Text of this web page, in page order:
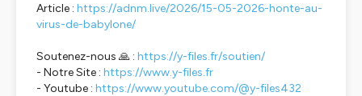
Article : https://adnm.live/2026/15-05-2026-honte-au-
virus-de-babylone/
Soutenez-nous 🙏 : https://y-files.fr/soutien/
- Notre Site : https://www.y-files.fr
- Youtube : https://www.youtube.com/@y-files432